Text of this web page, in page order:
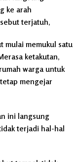
ke arah
terjatuh,
mulai memukul satu
ketakutan,
warga untuk
mengejar
ini langsung
terjadi hal-hal